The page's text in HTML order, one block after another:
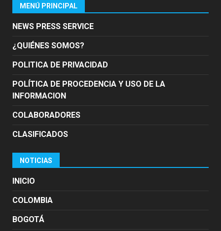
MENÚ PRINCIPAL
NEWS PRESS SERVICE
¿QUIÉNES SOMOS?
POLITICA DE PRIVACIDAD
POLÍTICA DE PROCEDENCIA Y USO DE LA
INFORMACION
COLABORADORES
CLASIFICADOS
NOTICIAS
INICIO
COLOMBIA
BOGOTÁ